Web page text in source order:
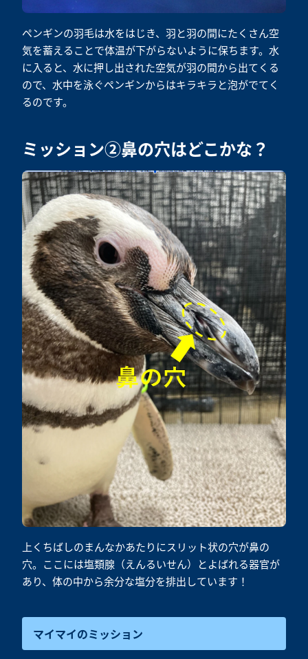
ペンギンの羽毛は水をはじき、羽と羽の間にたくさん空
気を蓄えることで体温が下がらないように保ちます。水
に入ると、水に押し出された空気が羽の間から出てくる
ので、水中を泳ぐペンギンからはキラキラと泡がでてく
るのです。
ミッション②鼻の穴はどこかな？
上くちばしのまんなかあたりにスリット状の穴が鼻の
穴。ここには塩類腺（えんるいせん）とよばれる器官が
あり、体の中から余分な塩分を排出しています！
マイマイのミッション